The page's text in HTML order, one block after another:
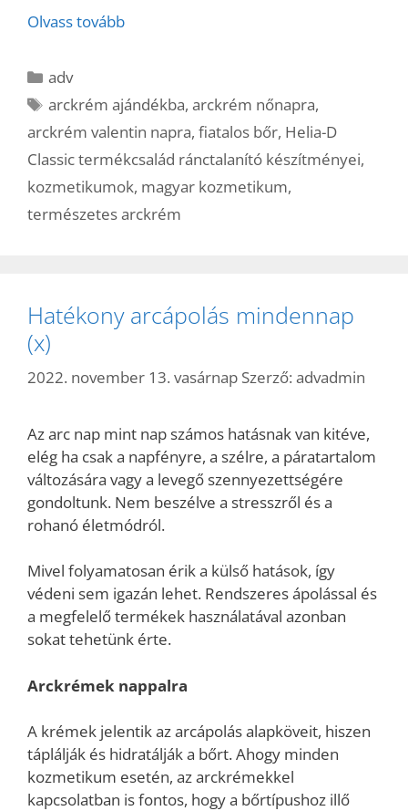
Olvass tovább
Kategória
adv
Címkék
arckrém ajándékba,arckrém nőnapra,
arckrém valentin napra, fiatalos bőr, Helia-D
Classic termékcsalád ránctalanító készítményei,
kozmetikumok, magyar kozmetikum,
természetes arckrém
Hatékony arcápolás mindennap
(x)
2022. november 13. vasárnap Szerző: advadmin
Az arc nap mint nap számos hatásnak van kitéve,
elég ha csak a napfényre, a szélre, a páratartalom
változására vagy a levegő szennyezettségére
gondoltunk. Nem beszélve a stresszről és a
rohanó életmódról.
Mivel folyamatosan érik a külső hatások, így
védeni sem igazán lehet. Rendszeres ápolással és
a megfelelő termékek használatával azonban
sokat tehetünk érte.
Arckrémek nappalra
A krémek jelentik az arcápolás alapköveit, hiszen
táplálják és hidratálják a bőrt. Ahogy minden
kozmetikum esetén, az arckrémekkel
kapcsolatban is fontos, hogy a bőrtípushoz illő